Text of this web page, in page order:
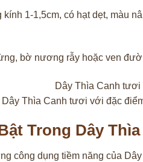
1-1,5cm, có hạt dẹt, màu
bờ nương rẫy hoặc ven
Dây Thìa Canh tươi với đặc
Trong Dây
công dụng tiềm năng của